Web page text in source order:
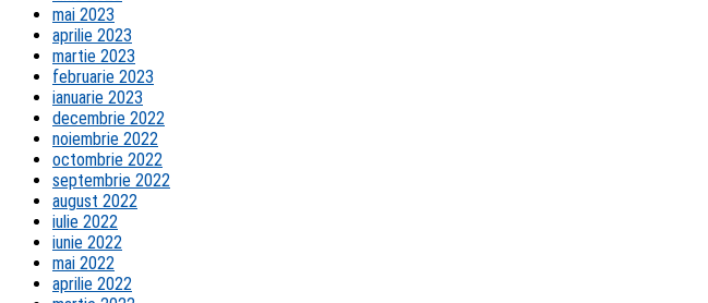
mai 2023
aprilie 2023
martie 2023
februarie 2023
ianuarie 2023
decembrie 2022
noiembrie 2022
octombrie 2022
septembrie 2022
august 2022
iulie 2022
iunie 2022
mai 2022
aprilie 2022